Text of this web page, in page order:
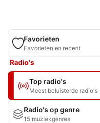
Favorieten
Favorieten en recent
Radio's
Top radio's
Meest beluisterde radio's
Radio's op genre
15 muziekgenres